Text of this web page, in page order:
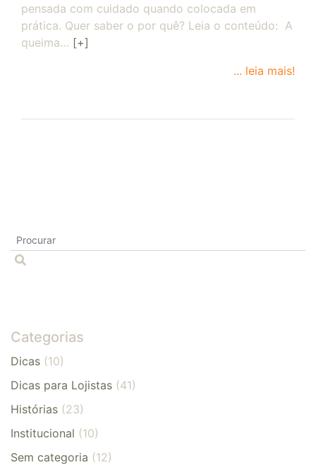
pensada com cuidado quando colocada em
prática. Quer saber o por quê? Leia o conteúdo: A
queima… [+]
... leia mais!
Categorias
Dicas (10)
Dicas para Lojistas (41)
Histórias (23)
Institucional (10)
Sem categoria (12)